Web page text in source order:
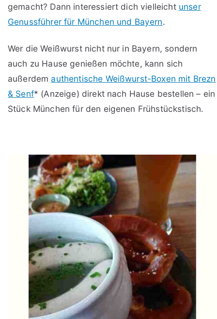
gemacht? Dann interessiert dich vielleicht unser
Genussführer für München und Bayern.
Wer die Weißwurst nicht nur in Bayern, sondern
auch zu Hause genießen möchte, kann sich
außerdem authentische Weißwurst-Boxen mit Brezn
& Senf* (Anzeige) direkt nach Hause bestellen – ein
Stück München für den eigenen Frühstückstisch.